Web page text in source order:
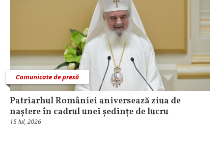
Comunicate de presă
Patriarhul României aniversează ziua de
naștere în cadrul unei ședințe de lucru
15 Iul, 2026